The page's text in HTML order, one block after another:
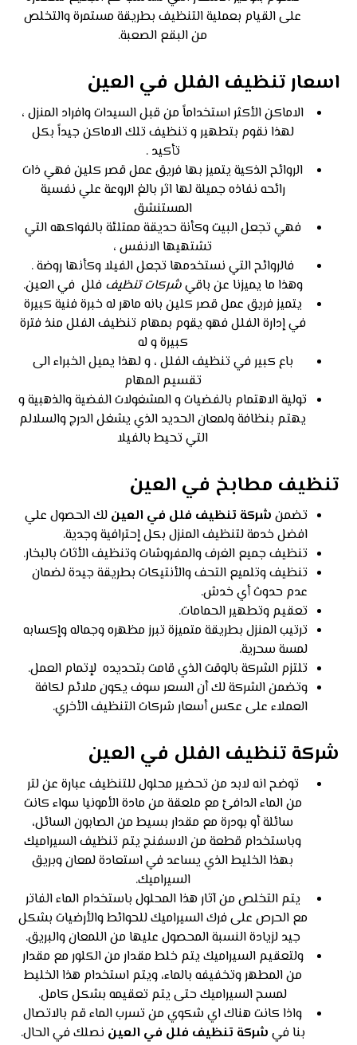
على القيام بعملية التنظيف بطريقة مستمرة والتخلص
من البقع الصعبة.
اسعار تنظيف الفلل في العين
الاماكن الأكثر استخداماً من قبل السيدات وافراد المنزل ،
لهذا نقوم بتطهير و تنظيف تلك الاماكن جيداً بكل
تأكيد .
الروائح الذكية يتميز بها فريق عمل قصر كلين فهي ذات
رائحه نفاذه جميلة لها اثر بالغ الروعة علي نفسية
المستنشق
فهي تجعل البيت وكأنة حديقة ممتلئة بالفواكهه التي
تشتهيها الانفس ،
فالروائح التي نستخدمها تجعل الفيلا وكأنها روضة .
وهذا ما يميزنا عن باقيشركات تنظيففلل في العين.
يتميز فريق عمل قصر كلين بانه ماهر له خبرة فنية كبيرة
في إدارة الفلل فهو يقوم بمهام تنظيف الفلل منذ فترة
كبيرة و له
باع كبير في تنظيف الفلل ، و لهذا يميل الخبراء الى
تقسيم المهام
تولية الاهتمام بالفضيات و المشغولات الفضية والذهبية و
يهتم بنظافة ولمعان الحديد الذي يشغل الدرج والسلالم
التي تحيط بالفيلا
تنظيف مطابخ في العين
تضمن شركة تنظيف فلل في العين لك الحصول علي
افضل خدمة لتنظيف المنزل بكل إحترافية وجدية.
تنظيف جميع الغرف والمفروشات وتنظيف الأثاث بالبخار.
تنظيف وتلميع التحف والأنتيكات بطريقة جيدة لضمان
عدم حدوث أي خدش.
تعقيم وتطهير الحمامات.
ترتيب المنزل بطريقة متميزة تبرز مظهره وجماله وإكسابه
لمسة سحرية.
تلتزم الشركة بالوقت الذي قامت بتحديده لإتمام العمل.
وتضمن الشركة لك أن السعر سوف يكون ملائم لكافة
العملاء على عكس أسعار شركات التنظيف الأخري.
شركة تنظيف الفلل في العين
توضح انه لابد من تحضير محلول للتنظيف عبارة عن لتر
من الماء الدافئ مع ملعقة من مادة الأمونيا سواء كانت
سائلة أو بودرة مع مقدار بسيط من الصابون السائل،
وباستخدام قطعة من الاسفنج يتم تنظيف السيراميك
بهذا الخليط الذي يساعد في استعادة لمعان وبريق
السيراميك.
يتم التخلص من آثار هذا المحلول باستخدام الماء الفاتر
مع الحرص على فرك السيراميك للحوائط والأرضيات بشكل
جيد لزيادة النسبة المحصول عليها من اللمعان والبريق.
ولتعقيم السيراميك يتم خلط مقدار من الكلور مع مقدار
من المطهر وتخفيفه بالماء، ويتم استخدام هذا الخليط
لمسح السيراميك حتى يتم تعقيمه بشكل كامل.
واذا كانت هناك اي شكوي من تسرب الماء قم بالاتصال
بنا في شركة تنظيف فلل في العيننصلك في الحال.